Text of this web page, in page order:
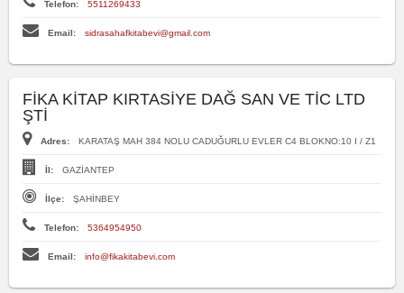
Telefon: 5511269433
Email: sidrasahafkitabevi@gmail.com
FİKA KİTAP KIRTASİYE DAĞ SAN VE TİC LTD
ŞTİ
Adres: KARATAŞ MAH 384 NOLU CADUĞURLU EVLER C4 BLOKNO:10 I / Z1
İl: GAZİANTEP
İlçe: ŞAHİNBEY
Telefon: 5364954950
Email: info@fikakitabevi.com